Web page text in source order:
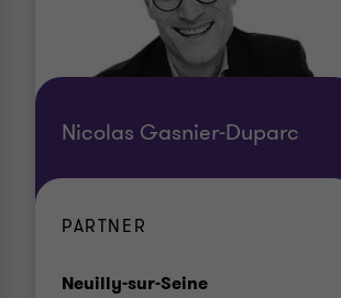
Nicolas Gasnier-Duparc
PARTNER
Neuilly-sur-SeineBureau